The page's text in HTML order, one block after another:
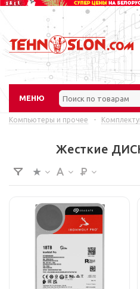
МЕНЮ
Компьютеры и прочее -
Жесткие